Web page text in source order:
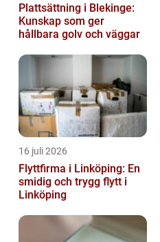
Plattsättning i Blekinge:
Kunskap som ger
hållbara golv och väggar
16 juli 2026
Flyttfirma i Linköping: En
smidig och trygg flytt i
Linköping